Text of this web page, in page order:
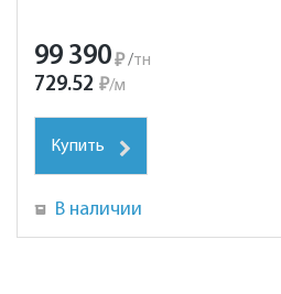
99 390₽ /тн
729.52 ₽/м
Купить
В наличии